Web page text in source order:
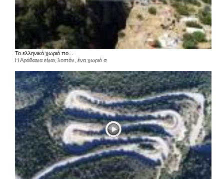
Το ελληνικό χωριό πο...
Η Αράδαινα είναι, λοιπόν, ένα χωριό σ